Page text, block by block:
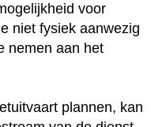
voor
niet fysiek aanwezig
nemen aan het
plannen, kan